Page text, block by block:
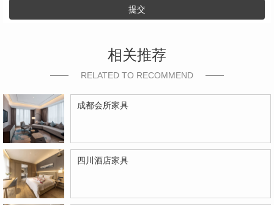
提交
相关推荐
RELATED TO RECOMMEND
成都会所家具
四川酒店家具